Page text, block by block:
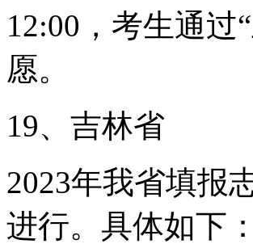
12:00，考生通过
愿。
19、吉林省
2023年我省填报
进行。具体如下：